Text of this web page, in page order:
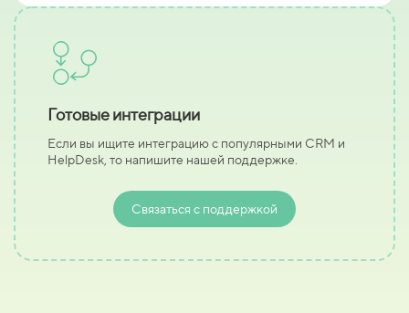
Готовые интеграции
Если вы ищите интеграцию с популярными CRM и
HelpDesk, то напишите нашей поддержке.
Связаться с поддержкой